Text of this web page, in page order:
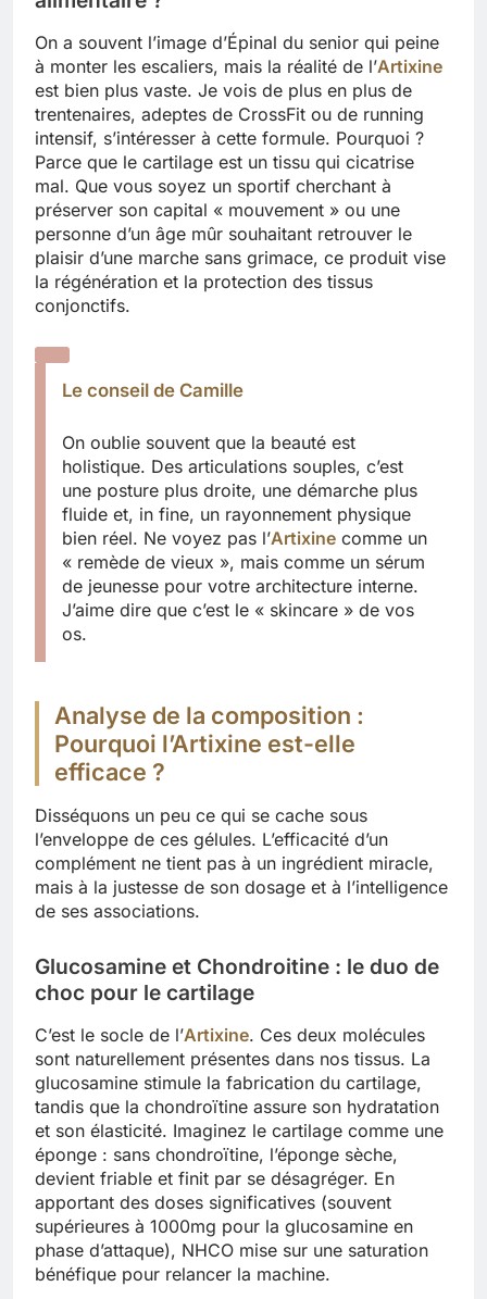
On a souvent l’image d’Épinal du senior qui peine
à monter les escaliers, mais la réalité de l’Artixine
est bien plus vaste. Je vois de plus en plus de
trentenaires, adeptes de CrossFit ou de running
intensif, s’intéresser à cette formule. Pourquoi ?
Parce que le cartilage est un tissu qui cicatrise
mal. Que vous soyez un sportif cherchant à
préserver son capital « mouvement » ou une
personne d’un âge mûr souhaitant retrouver le
plaisir d’une marche sans grimace, ce produit vise
la régénération et la protection des tissus
conjonctifs.
Le conseil de Camille
On oublie souvent que la beauté est
holistique. Des articulations souples, c’est
une posture plus droite, une démarche plus
fluide et, in fine, un rayonnement physique
bien réel. Ne voyez pas l’Artixine comme un
« remède de vieux », mais comme un sérum
de jeunesse pour votre architecture interne.
J’aime dire que c’est le « skincare » de vos
os.
Analyse de la composition :
Pourquoi l’Artixine est-elle
efficace ?
Disséquons un peu ce qui se cache sous
l’enveloppe de ces gélules. L’efficacité d’un
complément ne tient pas à un ingrédient miracle,
mais à la justesse de son dosage et à l’intelligence
de ses associations.
Glucosamine et Chondroitine : le duo de
choc pour le cartilage
C’est le socle de l’Artixine. Ces deux molécules
sont naturellement présentes dans nos tissus. La
glucosamine stimule la fabrication du cartilage,
tandis que la chondroïtine assure son hydratation
et son élasticité. Imaginez le cartilage comme une
éponge : sans chondroïtine, l’éponge sèche,
devient friable et finit par se désagréger. En
apportant des doses significatives (souvent
supérieures à 1000mg pour la glucosamine en
phase d’attaque), NHCO mise sur une saturation
bénéfique pour relancer la machine.